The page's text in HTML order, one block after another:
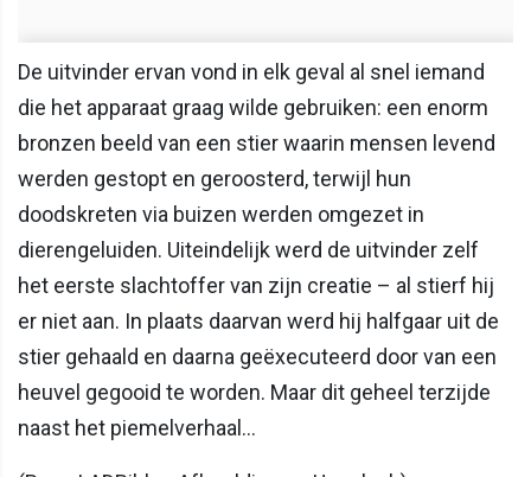
De uitvinder ervan vond in elk geval al snel iemand
die het apparaat graag wilde gebruiken: een enorm
bronzen beeld van een stier waarin mensen levend
werden gestopt en geroosterd, terwijl hun
doodskreten via buizen werden omgezet in
dierengeluiden. Uiteindelijk werd de uitvinder zelf
het eerste slachtoffer van zijn creatie – al stierf hij
er niet aan. In plaats daarvan werd hij halfgaar uit de
stier gehaald en daarna geëxecuteerd door van een
heuvel gegooid te worden. Maar dit geheel terzijde
naast het piemelverhaal...